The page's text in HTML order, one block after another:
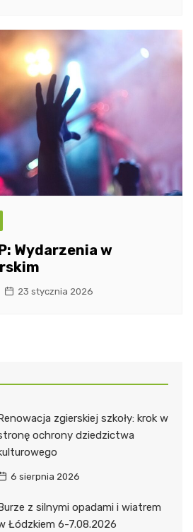
Wydarzenia w
23 stycznia 2026
Renowacja zgierskiej szkoły: krok w
ochrony dziedzictwa
6 sierpnia 2026
Burze z silnymi opadami i wiatrem
Łódzkiem 6-7.08.2026